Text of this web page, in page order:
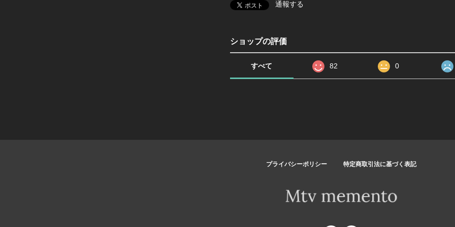
通報する
ショップの評価
すべて 82 0
プライバシーポリシー 特定商取引法に基づく表記